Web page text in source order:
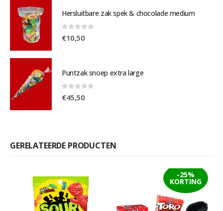
Hersluitbare zak spek & chocolade medium
0out of 5
€10,50
Puntzak snoep extra large
0out of 5
€45,50
GERELATEERDE PRODUCTEN
-25%
KORTING